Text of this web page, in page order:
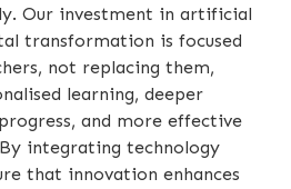
Our investment in artificial
transformation is focused
not replacing them,
learning, deeper
and more effective
integrating technology
that innovation enhances